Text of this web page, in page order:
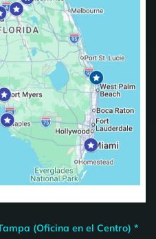
(Oficina en el Centro) *